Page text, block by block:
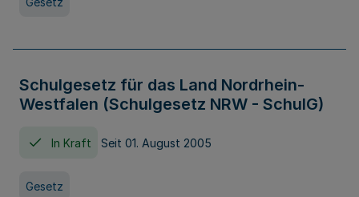
Schulgesetz für das Land Nordrhein-
Westfalen (Schulgesetz NRW - SchulG)
In Kraft Seit 01. August 2005
Gesetz